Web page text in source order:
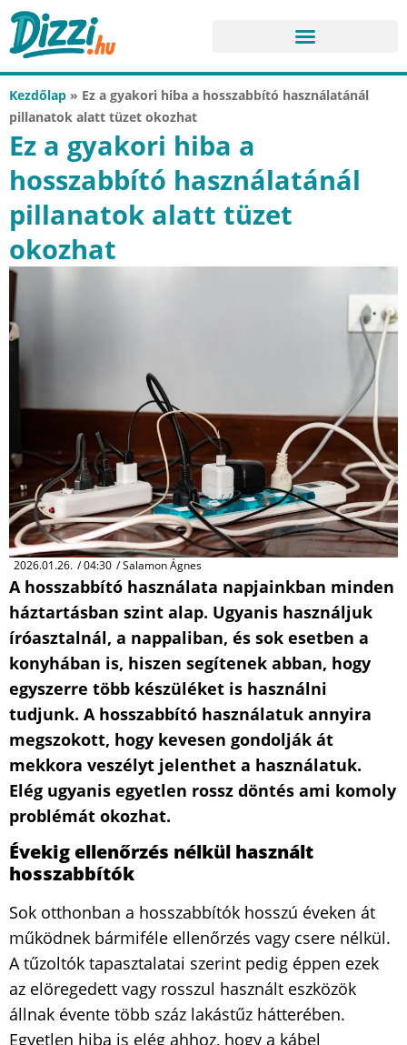
Kezdőlap » Ez a gyakori hiba a hosszabbító használatánál
pillanatok alatt tüzet okozhat
Ez a gyakori hiba a
hosszabbító használatánál
pillanatok alatt tüzet
okozhat
2026.01.26. /04:30 /Salamon Ágnes
A hosszabbító használata napjainkban minden
háztartásban szint alap. Ugyanis használjuk
íróasztalnál, a nappaliban, és sok esetben a
konyhában is, hiszen segítenek abban, hogy
egyszerre több készüléket is használni
tudjunk. A hosszabbító használatuk annyira
megszokott, hogy kevesen gondolják át
mekkora veszélyt jelenthet a használatuk.
Elég ugyanis egyetlen rossz döntés ami komoly
problémát okozhat.
Évekig ellenőrzés nélkül használt
hosszabbítók
Sok otthonban a hosszabbítók hosszú éveken át
működnek bármiféle ellenőrzés vagy csere nélkül.
A tűzoltók tapasztalatai szerint pedig éppen ezek
az elöregedett vagy rosszul használt eszközök
állnak évente több száz lakástűz hátterében.
Egyetlen hiba is elég ahhoz, hogy a kábel